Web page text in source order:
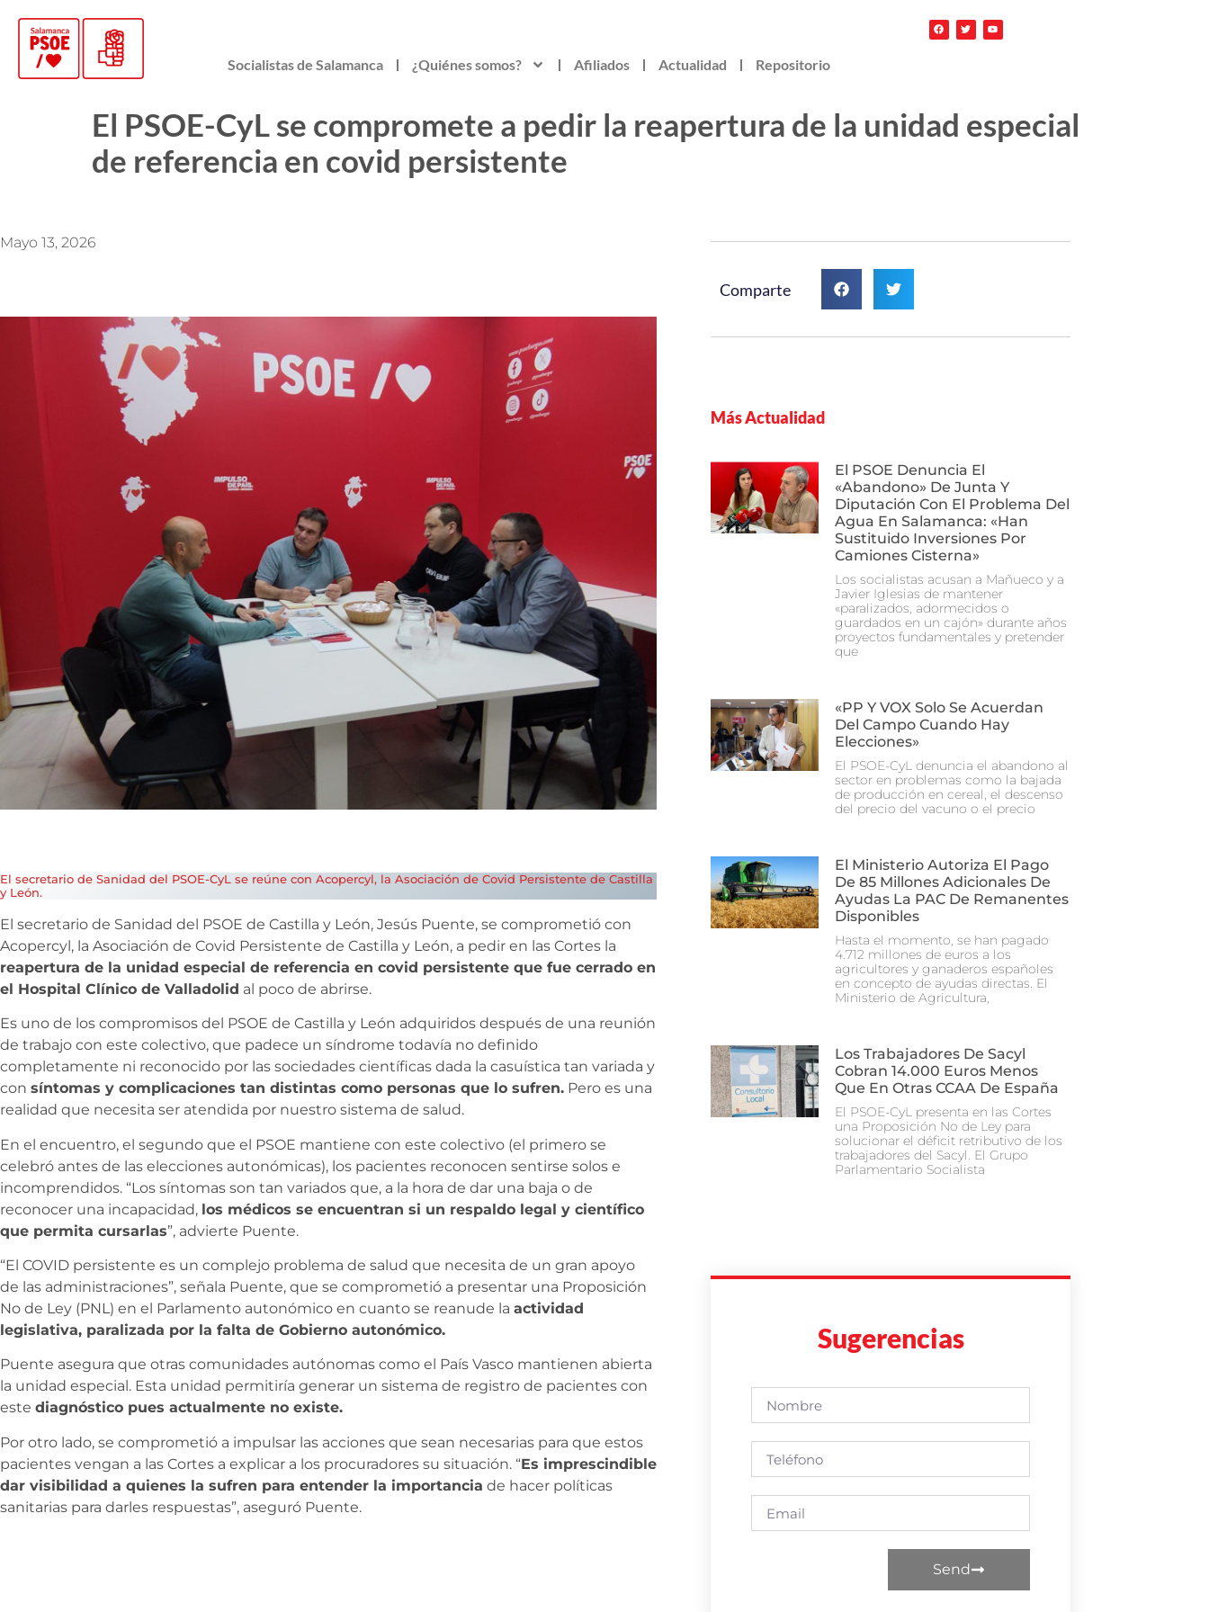
Socialistas de Salamanca ¿Quiénes somos? Afiliados Actualidad Repositorio
El PSOE-CyL se compromete a pedir la reapertura de la unidad especial
de referencia en covid persistente
Mayo 13, 2026
El secretario de Sanidad del PSOE-CyL se reúne con Acopercyl, la Asociación de Covid Persistente de Castilla
y León.
El secretario de Sanidad del PSOE de Castilla y León, Jesús Puente, se comprometió con
Acopercyl, la Asociación de Covid Persistente de Castilla y León, a pedir en las Cortes la
reapertura de la unidad especial de referencia en covid persistente que fue cerrado en
el Hospital Clínico de Valladolid al poco de abrirse.
Es uno de los compromisos del PSOE de Castilla y León adquiridos después de una reunión
de trabajo con este colectivo, que padece un síndrome todavía no definido
completamente ni reconocido por las sociedades científicas dada la casuística tan variada y
con síntomas y complicaciones tan distintas como personas que lo sufren. Pero es una
realidad que necesita ser atendida por nuestro sistema de salud.
En el encuentro, el segundo que el PSOE mantiene con este colectivo (el primero se
celebró antes de las elecciones autonómicas), los pacientes reconocen sentirse solos e
incomprendidos. “Los síntomas son tan variados que, a la hora de dar una baja o de
reconocer una incapacidad, los médicos se encuentran si un respaldo legal y científico
que permita cursarlas”, advierte Puente.
“El COVID persistente es un complejo problema de salud que necesita de un gran apoyo
de las administraciones”, señala Puente, que se comprometió a presentar una Proposición
No de Ley (PNL) en el Parlamento autonómico en cuanto se reanude la actividad
legislativa, paralizada por la falta de Gobierno autonómico.
Puente asegura que otras comunidades autónomas como el País Vasco mantienen abierta
la unidad especial. Esta unidad permitiría generar un sistema de registro de pacientes con
este diagnóstico pues actualmente no existe.
Por otro lado, se comprometió a impulsar las acciones que sean necesarias para que estos
pacientes vengan a las Cortes a explicar a los procuradores su situación. “Es imprescindible
dar visibilidad a quienes la sufren para entender la importancia de hacer políticas
sanitarias para darles respuestas”, aseguró Puente.
Comparte
Más Actualidad
El PSOE Denuncia El
«abandono» De Junta Y
Diputación Con El Problema Del
Agua En Salamanca: «Han
Sustituido Inversiones Por
Camiones Cisterna»
Los socialistas acusan a Mañueco y a
Javier Iglesias de mantener
«paralizados, adormecidos o
guardados en un cajón» durante años
proyectos fundamentales y pretender
que
«PP Y VOX Solo Se Acuerdan
Del Campo Cuando Hay
Elecciones»
El PSOE-CyL denuncia el abandono al
sector en problemas como la bajada
de producción en cereal, el descenso
del precio del vacuno o el precio
El Ministerio Autoriza El Pago
De 85 Millones Adicionales De
Ayudas La PAC De Remanentes
Disponibles
Hasta el momento, se han pagado
4.712 millones de euros a los
agricultores y ganaderos españoles
en concepto de ayudas directas. El
Ministerio de Agricultura,
Los Trabajadores De Sacyl
Cobran 14.000 Euros Menos
Que En Otras CCAA De España
El PSOE-CyL presenta en las Cortes
una Proposición No de Ley para
solucionar el déficit retributivo de los
trabajadores del Sacyl. El Grupo
Parlamentario Socialista
Sugerencias
Send